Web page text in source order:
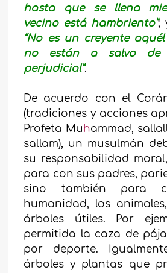
hasta que se llena
vecino está hambriento”;
“No es un creyente
no están a salvo de
perjudicial”.
De acuerdo con el
(tradiciones y acciones
Profeta Muhammad,
sallam), un musulmán
su responsabilidad
para con sus padres,
sino también para
humanidad, los
árboles útiles. Por
permitida la caza de
por deporte.
árboles y plantas que